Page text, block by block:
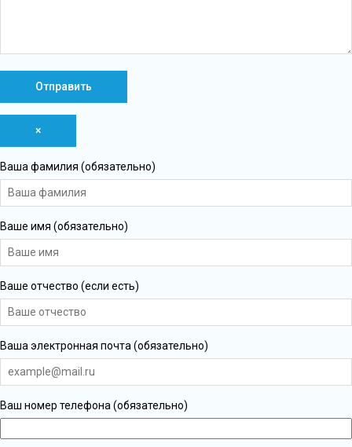
×
Ваша фамилия (обязательно)
Ваше имя (обязательно)
Ваше отчество (если есть)
Ваша электронная почта (обязательно)
Ваш номер телефона (обязательно)